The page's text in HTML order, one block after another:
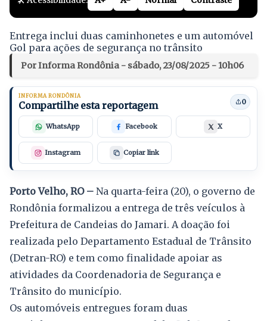
Entrega inclui duas caminhonetes e um automóvel
Gol para ações de segurança no trânsito
Por Informa Rondônia - sábado, 23/08/2025 - 10h06
INFORMA RONDÔNIA
Compartilhe esta reportagem 0
WhatsApp Facebook X
Instagram Copiar link
Porto Velho, RO – Na quarta-feira (20), o governo de
Rondônia formalizou a entrega de três veículos à
Prefeitura de Candeias do Jamari. A doação foi
realizada pelo Departamento Estadual de Trânsito
(Detran-RO) e tem como finalidade apoiar as
atividades da Coordenadoria de Segurança e
Trânsito do município.
Os automóveis entregues foram duas